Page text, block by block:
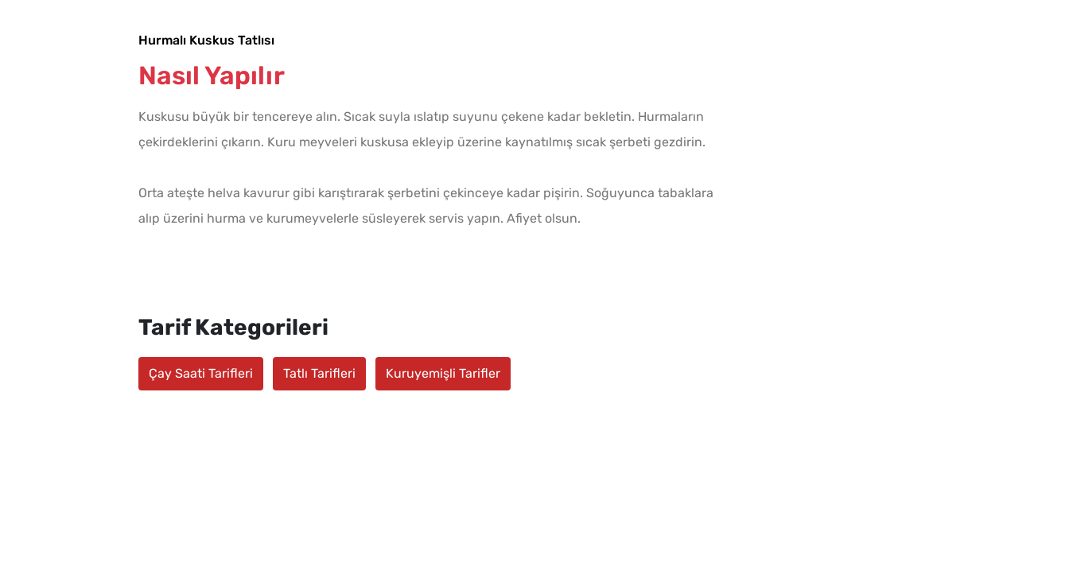
Hurmalı Kuskus Tatlısı
Nasıl Yapılır
Kuskusu büyük bir tencereye alın. Sıcak suyla ıslatıp suyunu çekene kadar bekletin. Hurmaların
çekirdeklerini çıkarın. Kuru meyveleri kuskusa ekleyip üzerine kaynatılmış sıcak şerbeti gezdirin.
Orta ateşte helva kavurur gibi karıştırarak şerbetini çekinceye kadar pişirin. Soğuyunca tabaklara
alıp üzerini hurma ve kurumeyvelerle süsleyerek servis yapın. Afiyet olsun.
Tarif Kategorileri
Çay Saati Tarifleri Tatlı Tarifleri Kuruyemişli Tarifler